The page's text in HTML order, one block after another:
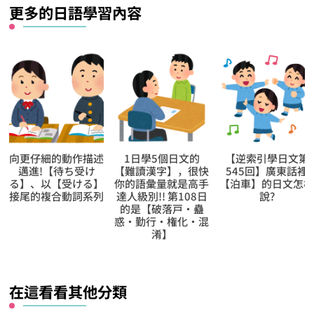
更多的日語學習內容
向更仔細的動作描述
邁進!【待ち受け
る】、以【受ける】
接尾的複合動詞系列
1日學5個日文的
【難讀漢字】，很快
你的語彙量就是高手
達人級別!! 第108日
的是【破落戸‧蠱
惑‧勤行‧権化‧混
淆】
【逆索引學日文第
545回】廣東話裡
【泊車】的日文怎樣
說?
在這看看其他分類